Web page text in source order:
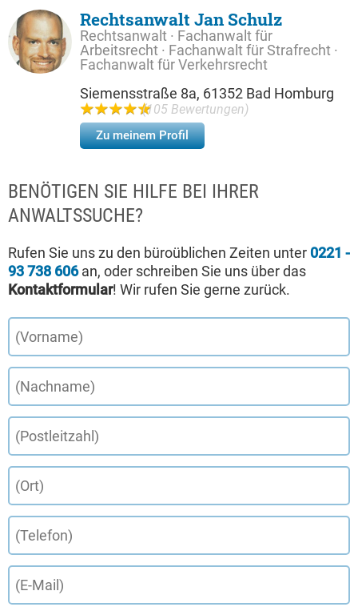
Rechtsanwalt Jan Schulz
Rechtsanwalt · Fachanwalt für
Arbeitsrecht · Fachanwalt für Strafrecht ·
Fachanwalt für Verkehrsrecht
Siemensstraße 8a, 61352 Bad Homburg
(105 Bewertungen)
Zu meinem Profil
BENÖTIGEN SIE HILFE BEI IHRER
ANWALTSSUCHE?
Rufen Sie uns zu den büroüblichen Zeiten unter 0221 -
93 738 606an, oder schreiben Sie uns über das
Kontaktformular! Wir rufen Sie gerne zurück.